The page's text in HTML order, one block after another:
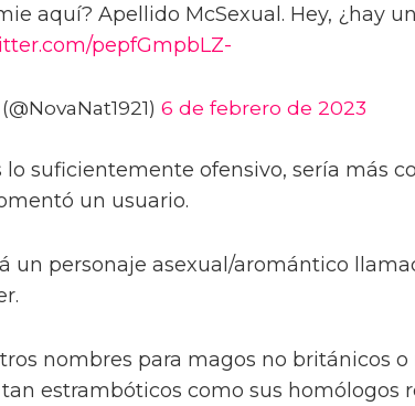
aquí? Apellido McSexual. Hey, ¿hay
pepfGmpbLZ-
6 de febrero de 2023
lo suficientemente ofensivo, sería más
un usuario.
un personaje asexual/aromántico
nombres para magos no británicos o
estrambóticos como sus homólogos